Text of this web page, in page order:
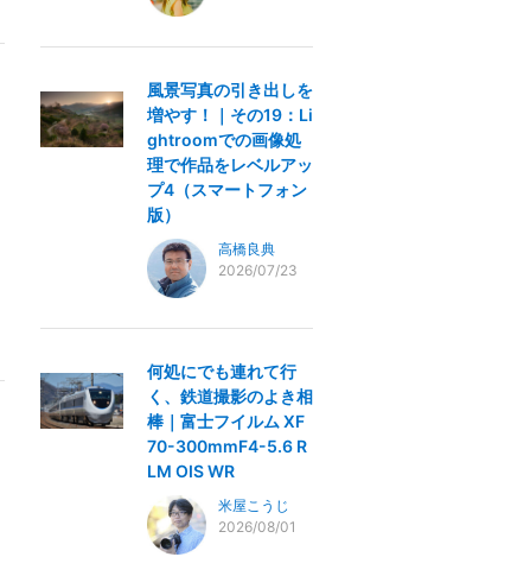
風景写真の引き出しを
増やす！｜その19：Li
ghtroomでの画像処
理で作品をレベルアッ
プ4（スマートフォン
版）
高橋良典
2026/07/23
何処にでも連れて行
く、鉄道撮影のよき相
棒｜富士フイルム XF
70-300mmF4-5.6 R
LM OIS WR
米屋こうじ
2026/08/01